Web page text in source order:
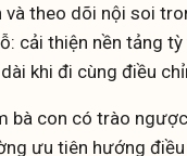
theo dõi nội soi
cải thiện nền tảng
khi đi cùng điều
bà con có trào
ưu tiên hướng